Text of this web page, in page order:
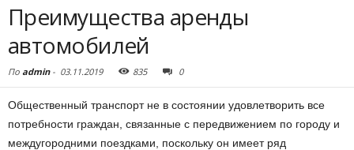
Преимущества аренды
автомобилей
По admin- 03.11.2019 835 0
Общественный транспорт не в состоянии удовлетворить все
потребности граждан, связанные с передвижением по городу и
междугородними поездками, поскольку он имеет ряд